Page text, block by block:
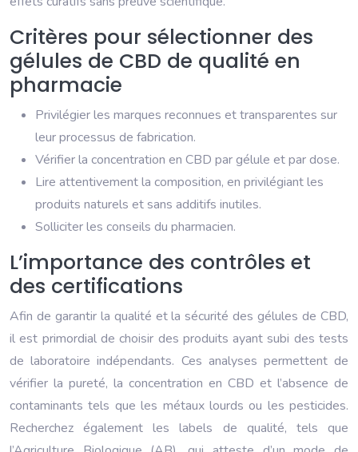
Critères pour sélectionner des
gélules de CBD de qualité en
pharmacie
Privilégier les marques reconnues et transparentes sur
leur processus de fabrication.
Vérifier la concentration en CBD par gélule et par dose.
Lire attentivement la composition, en privilégiant les
produits naturels et sans additifs inutiles.
Solliciter les conseils du pharmacien.
L’importance des contrôles et
des certifications
Afin de garantir la qualité et la sécurité des gélules de CBD,
il est primordial de choisir des produits ayant subi des tests
de laboratoire indépendants. Ces analyses permettent de
vérifier la pureté, la concentration en CBD et l’absence de
contaminants tels que les métaux lourds ou les pesticides.
Recherchez également les labels de qualité, tels que